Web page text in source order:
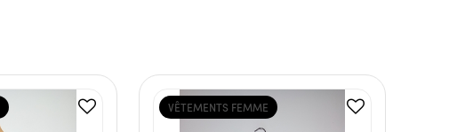
VÊTEMENTS FEMME